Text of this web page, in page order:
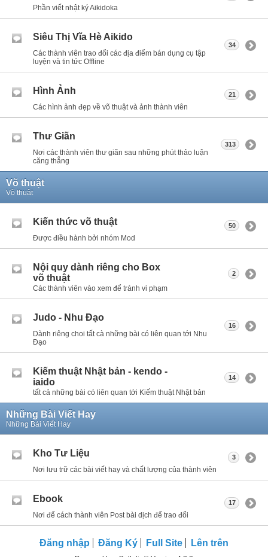
Phần viết nhật ký Aikidoka
Siêu Thị Vĩa Hè Aikido
Các thành viên trao đổi các địa điểm bán dụng cụ tập
luyện và tin tức Offline
34
Hình Ảnh
Các hình ảnh đẹp về võ thuật và ảnh thành viên
21
Thư Giãn
Nơi các thành viên thư giãn sau những phút thảo luận
căng thẳng
313
Võ thuật
Võ thuật
Kiến thức võ thuật
Được điều hành bởi nhóm Mod
50
Nội quy dành riêng cho Box
võ thuật
Các thành viên vào xem để tránh vi phạm
2
Judo - Nhu Đạo
Dành riêng choi tất cà những bài có liên quan tới Nhu
Đạo
16
Kiếm thuật Nhật bản - kendo -
iaido
tất cả những bài có liên quan tới Kiếm thuật Nhật bản
14
Những Bài Viết Hay
Những Bài Viết Hay
Kho Tư Liệu
Nơi lưu trữ các bài viết hay và chất lượng của thành viên
3
Ebook
Nơi để cách thành viên Post bài dịch để trao đổi
17
Đăng nhập Đăng Ký Full Site Lên trên